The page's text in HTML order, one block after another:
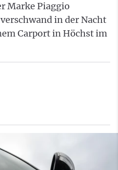
Marke Piaggio
in der Nacht
Carport in Höchst im